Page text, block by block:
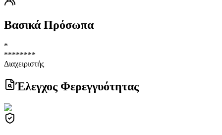
Βασικά Πρόσωπα
*
********
Διαχειριστής
Έλεγχος Φερεγγυότητας